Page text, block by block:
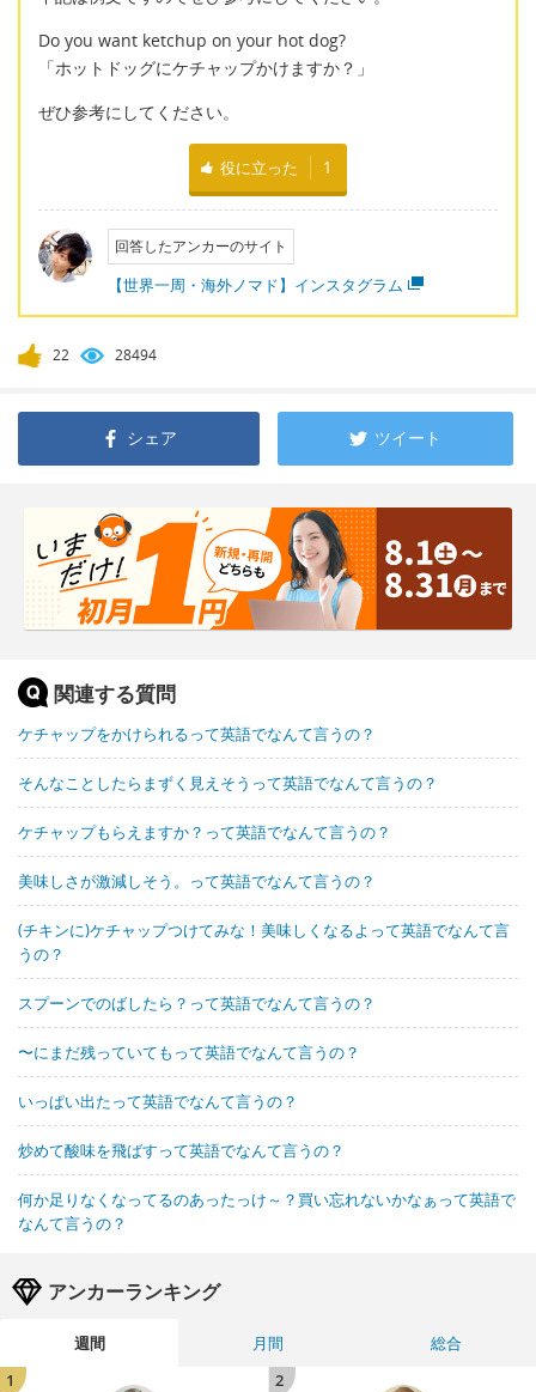
Do you want ketchup on your hot dog?
「ホットドッグにケチャップかけますか？」
ぜひ参考にしてください。
役に立った 1
回答したアンカーのサイト
【世界一周・海外ノマド】インスタグラム
22 28494
シェア ツイート
関連する質問
ケチャップをかけられるって英語でなんて言うの？
そんなことしたらまずく見えそうって英語でなんて言うの？
ケチャップもらえますか？って英語でなんて言うの？
美味しさが激減しそう。って英語でなんて言うの？
(チキンに)ケチャップつけてみな！美味しくなるよって英語でなんて言
うの？
スプーンでのばしたら？って英語でなんて言うの？
〜にまだ残っていてもって英語でなんて言うの？
いっぱい出たって英語でなんて言うの？
炒めて酸味を飛ばすって英語でなんて言うの？
何か足りなくなってるのあったっけ～？買い忘れないかなぁって英語で
なんて言うの？
アンカーランキング
週間 月間
総合
1
2